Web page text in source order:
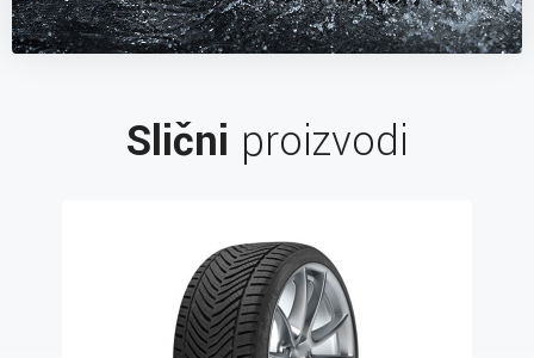
Slični proizvodi